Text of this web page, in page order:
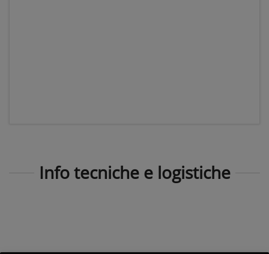
Info tecniche e logistiche